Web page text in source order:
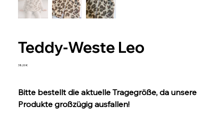
Teddy-Weste Leo
Preis
38,00 €
Bitte bestellt die aktuelle Tragegröße, da unsere
Produkte großzügig ausfallen!